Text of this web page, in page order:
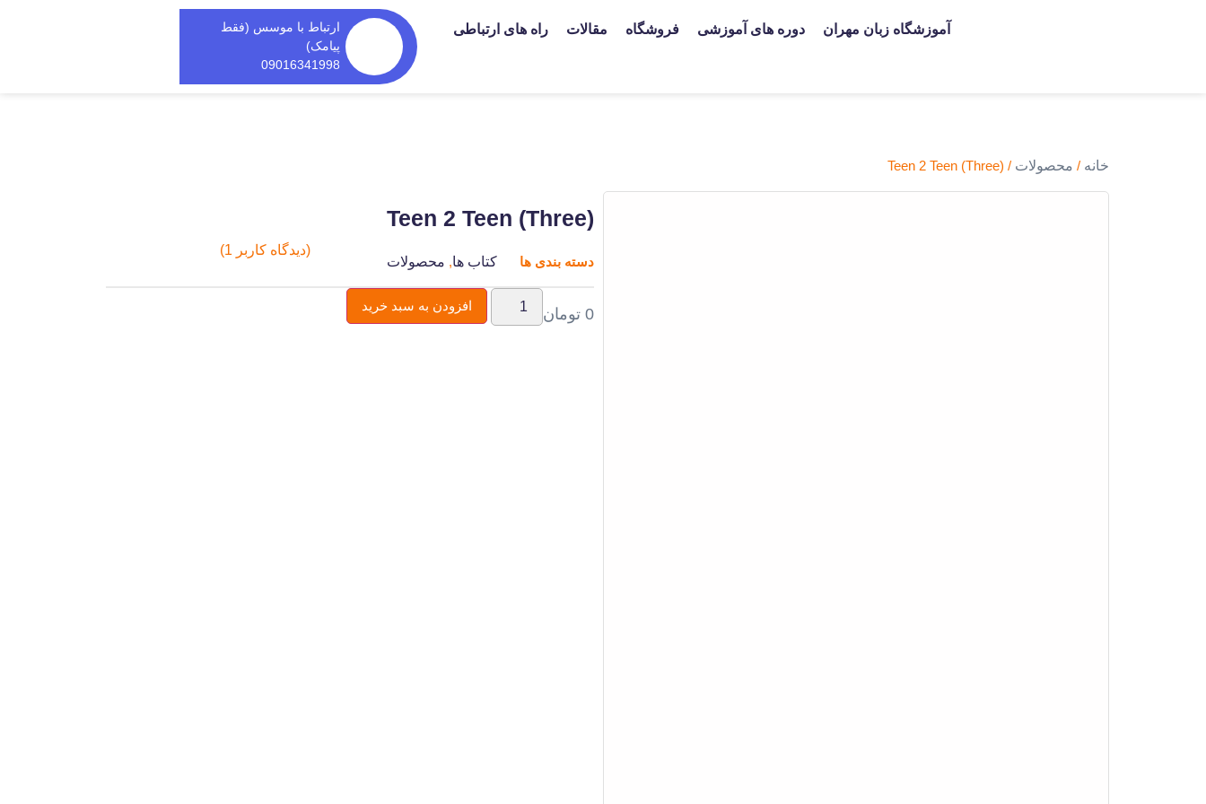
آموزشگاه زبان مهران دوره های آموزشی فروشگاه مقالات راه های ارتباطی
ارتباط با موسس (فقط
پیامک)
09016341998
خانه / محصولات / Teen 2 Teen (Three)
Teen 2 Teen (Three)
دسته بندی ها کتاب ها, محصولات
مشتری
(دیدگاه کاربر 1
)
0 تومان افزودن به سبد خرید